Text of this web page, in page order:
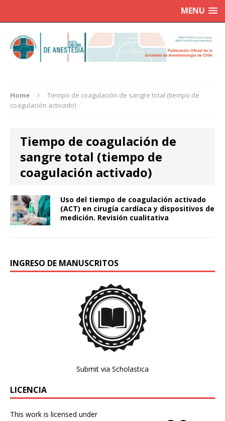
MENU
Home
Tiempo de coagulación de sangre total (tiempo de
coagulación activado)
Tiempo de coagulación de
sangre total (tiempo de
coagulación activado)
Uso del tiempo de coagulación activado
(ACT) en cirugía cardíaca y dispositivos de
medición. Revisión cualitativa
INGRESO DE MANUSCRITOS
Submit via Scholastica
LICENCIA
This work is licensed under